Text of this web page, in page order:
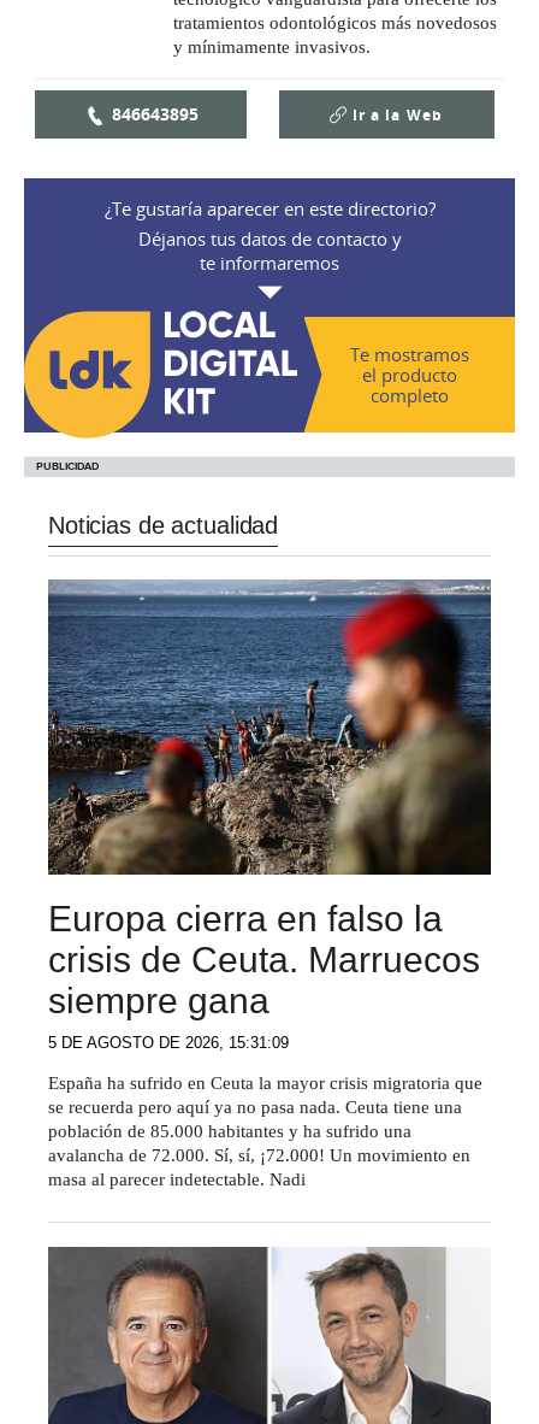
tratamientos odontológicos más novedosos
y mínimamente invasivos.
846643895 Ir a la Web
¿Te gustaría aparecer en este directorio?
Déjanos tus datos de contacto y
te informaremos
Te mostramos
el producto
completo
Noticias de actualidad
Europa cierra en falso la
crisis de Ceuta. Marruecos
siempre gana
5 DE AGOSTO DE 2026, 15:31:09
España ha sufrido en Ceuta la mayor crisis migratoria que
se recuerda pero aquí ya no pasa nada. Ceuta tiene una
población de 85.000 habitantes y ha sufrido una
avalancha de 72.000. Sí, sí, ¡72.000! Un movimiento en
masa al parecer indetectable. Nadi